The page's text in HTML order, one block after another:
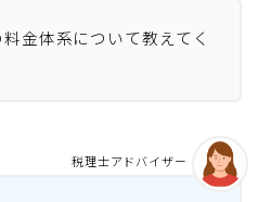
金体系について教えてく
税理士アドバイザー